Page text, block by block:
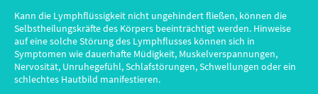
Kann die Lymphflüssigkeit nicht ungehindert fließen, können die
Selbstheilungskräfte des Körpers beeinträchtigt werden. Hinweise
auf eine solche Störung des Lymphflusses können sich in
Symptomen wie dauerhafte Müdigkeit, Muskelverspannungen,
Nervosität, Unruhegefühl, Schlafstörungen, Schwellungen oder ein
schlechtes Hautbild manifestieren.